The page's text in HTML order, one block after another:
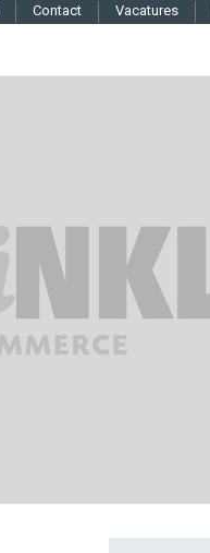
Contact Vacatures